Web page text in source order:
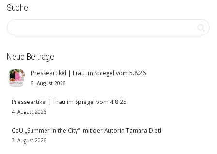
Suche
Neue Beiträge
Presseartikel | Frau im Spiegel vom 5.8.26
6. August 2026
Presseartikel | Frau im Spiegel vom 4.8.26
4. August 2026
CeU „Summer in the City“ mit der Autorin Tamara Dietl
3. August 2026